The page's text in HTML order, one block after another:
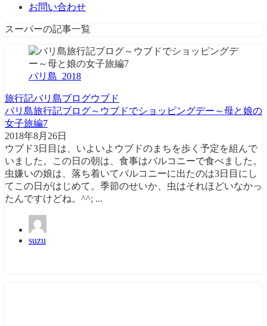
お問い合わせ
スーパーの記事一覧
バリ島_2018
旅行記バリ島ブログウブド
バリ島旅行記ブログ～ウブドでショッピングデー～母と娘の
女子旅編7
2018年8月26日
ウブド3日目は、いよいよウブドのまちを歩く予定を組んで
いました。この日の朝は、食事はバルコニーで食べました。
虫嫌いの娘は、落ち着いてバルコニーに出たのは3日目にし
てこの日がはじめて。季節のせいか、虫はそれほどいなかっ
たんですけどね。^^; ...
suzu